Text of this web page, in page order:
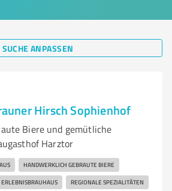
SUCHE ANPASSEN
Hirsch Sophienhof
Biere und gemütliche
Harztor
HANDWERKLICH GEBRAUTE BIERE
ERLEBNISBRAUHAUS REGIONALE SPEZIALITÄTEN